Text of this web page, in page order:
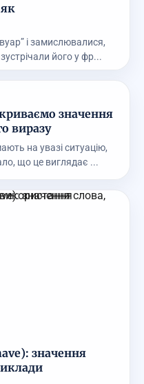
і замислювалися,
його у фр...
значення
виразу
на увазі ситуацію,
що це виглядає ...
значення